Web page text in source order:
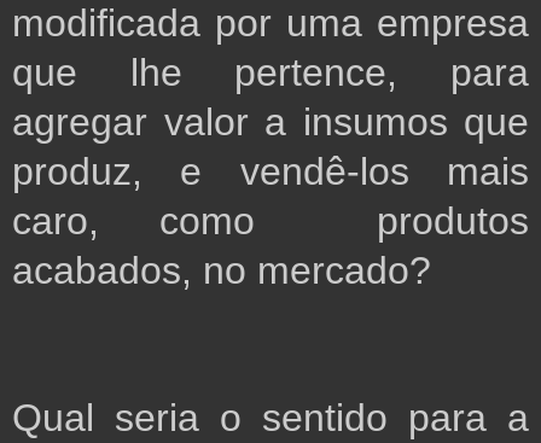
modificada por uma empresa
que lhe pertence, para
agregar valor a insumos que
produz, e vendê-los mais
caro, como  produtos
acabados, no mercado?
Qual seria o sentido para a